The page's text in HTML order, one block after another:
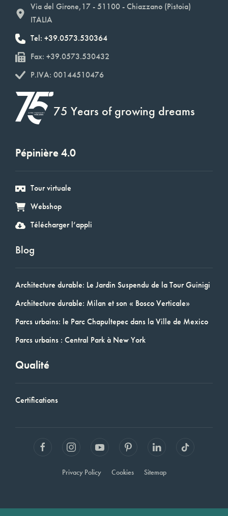
Via del Girone,17 - 51100 - Chiazzano (Pistoia)
ITALIA
Tel: +39.0573.530364
Fax: +39.0573.530432
P.IVA: 00144510476
75 Years of growing dreams
Pépinière 4.0
Tour virtuale
Webshop
Télécharger l’appli
Blog
Architecture durable: Le Jardin Suspendu de la Tour Guinigi
Architecture durable: Milan et son « Bosco Verticale»
Parcs urbains: le Parc Chapultepec dans la Ville de Mexico
Parcs urbains : Central Park à New York
Qualité
Certifications
Privacy Policy Cookies Sitemap